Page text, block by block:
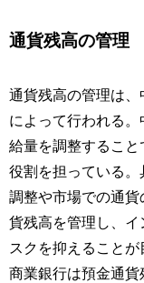
通貨残高の管理
通貨残高の管理は
によって行われる
給量を調整するこ
役割を担っている
調整や市場での通
貨残高を管理し、イ
スクを抑えることが
商業銀行は預金通